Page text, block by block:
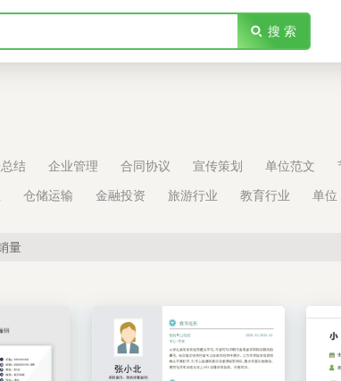
搜 索
结 企业管理 合同协议 宣传策划 单位范文
仓储运输 金融投资 旅游行业 教育行业 单位
量